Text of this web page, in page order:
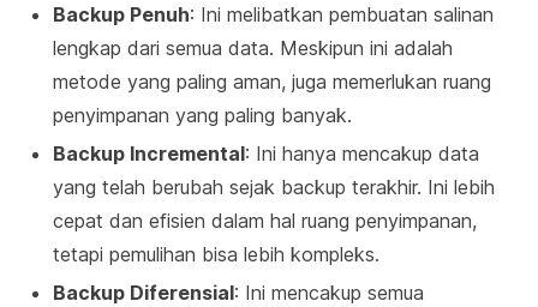
Backup Penuh: Ini melibatkan pembuatan salinan
lengkap dari semua data. Meskipun ini adalah
metode yang paling aman, juga memerlukan ruang
penyimpanan yang paling banyak.
Backup Incremental: Ini hanya mencakup data
yang telah berubah sejak backup terakhir. Ini lebih
cepat dan efisien dalam hal ruang penyimpanan,
tetapi pemulihan bisa lebih kompleks.
Backup Diferensial: Ini mencakup semua